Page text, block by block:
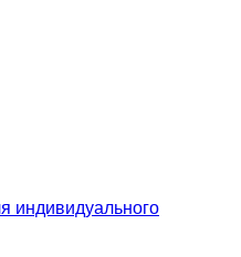
индивидуального